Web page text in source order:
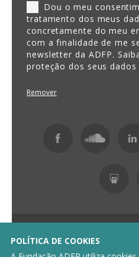
POLÍTICA DE COOKIES
Dou o meu
tratamento dos meus
concretamente do meu
com a finalidade de me
newsletter da ADFP.
proteção dos seus dados
Remover
Política de Privacidade